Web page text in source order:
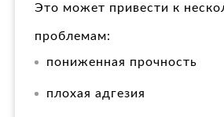
Это может привести к
проблемам:
пониженная прочность
плохая адгезия